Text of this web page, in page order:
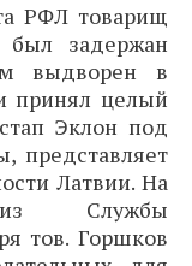
РФЛ товарищ
задержан
выдворен в
принял целый
Эклон под
представляет
Латвии. На
Службы
тов. Горшков